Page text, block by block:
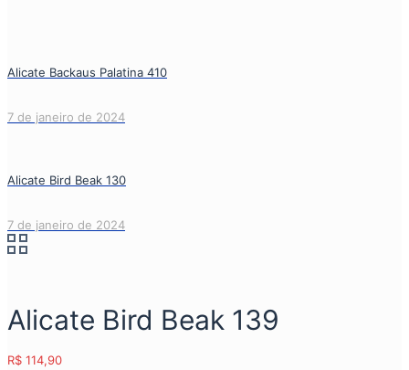
Alicate Backaus Palatina 410
7 de janeiro de 2024
Alicate Bird Beak 130
7 de janeiro de 2024
Alicate Bird Beak 139
R$ 114,90